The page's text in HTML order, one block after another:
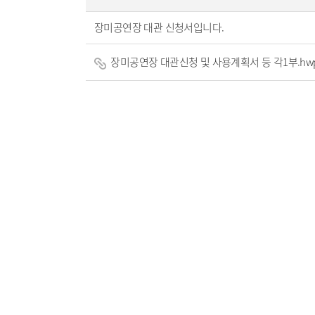
장미공연장 대관 신청서입니다.
장미공연장 대관신청 및 사용계획서 등 각1부